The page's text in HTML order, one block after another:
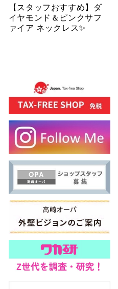
【スタッフおすすめ】ダ
イヤモンド＆ピンクサフ
ァイア ネックレス✨